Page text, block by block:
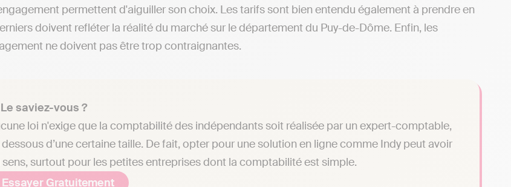
permettent d'aiguiller son choix. Les tarifs sont bien entendu également à prendre en
doivent refléter la réalité du marché sur le département du Puy-de-Dôme. Enfin, les
ne doivent pas être trop contraignantes.
saviez-vous ?
loi n'exige que la comptabilité des indépendants soit réalisée par un expert-comptable,
d’une certaine taille. De fait, opter pour une solution en ligne comme Indy peut avoir
surtout pour les petites entreprises dont la comptabilité est simple.
Essayer Gratuitement